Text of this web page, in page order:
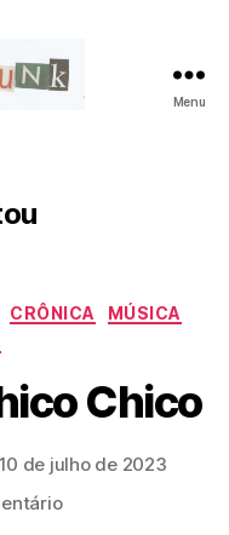
Menu
CRÔNICA
MÚSICA
Chico
10 de julho de 2023
em